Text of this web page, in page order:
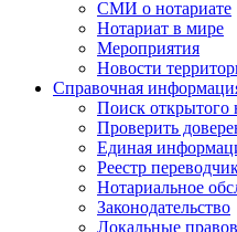
СМИ о нотариате
Нотариат в мире
Мероприятия
Новости
Справочная
Поиск открытого
Проверить
Единая
Реестр
Нотариальное
Законодательство
Локальные